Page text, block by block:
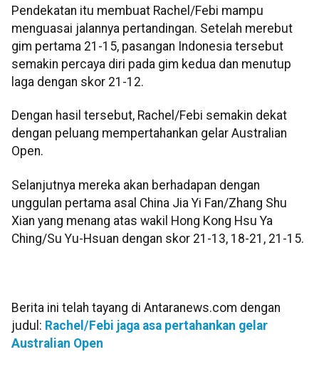
Pendekatan itu membuat Rachel/Febi mampu
menguasai jalannya pertandingan. Setelah merebut
gim pertama 21-15, pasangan Indonesia tersebut
semakin percaya diri pada gim kedua dan menutup
laga dengan skor 21-12.
Dengan hasil tersebut, Rachel/Febi semakin dekat
dengan peluang mempertahankan gelar Australian
Open.
Selanjutnya mereka akan berhadapan dengan
unggulan pertama asal China Jia Yi Fan/Zhang Shu
Xian yang menang atas wakil Hong Kong Hsu Ya
Ching/Su Yu-Hsuan dengan skor 21-13, 18-21, 21-15.
Berita ini telah tayang di Antaranews.com dengan
judul: Rachel/Febi jaga asa pertahankan gelar
Australian Open